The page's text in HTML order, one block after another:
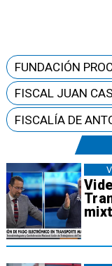
FUNDACIÓN
FISCAL JUAN
FISCALÍA DE